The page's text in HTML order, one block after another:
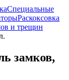
Специальные
Раскоксовка
и трещин
замков,